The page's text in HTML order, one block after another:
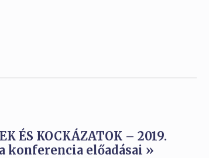
ÉS KOCKÁZATOK – 2019.
konferencia előadásai »